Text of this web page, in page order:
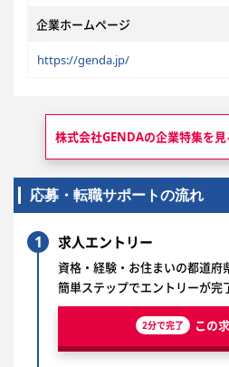
企業ホームページ
https://genda.jp/
株式会社GENDAの企業特集を見
応募・転職サポートの流れ
1 求人エントリー
資格・経験・お住まいの都道府
簡単ステップでエントリーが完
2分で完了 この